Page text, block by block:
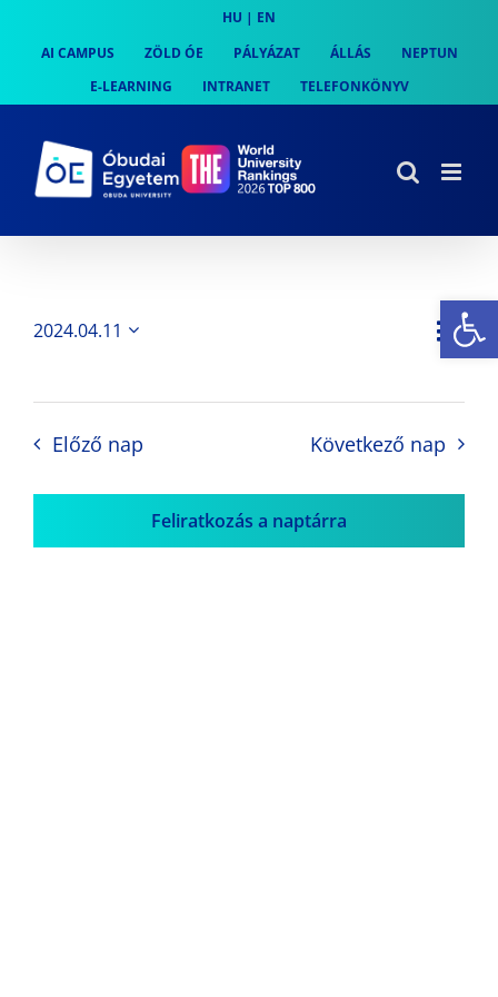
content
HU | EN
AI CAMPUS
ZÖLD ÓE PÁLYÁZAT ÁLLÁS
NEPTUN
E-LEARNING
INTRANET TELEFONKÖNYV
Nap
2024.04.11
Előző nap Következő nap
Feliratkozás a naptárra